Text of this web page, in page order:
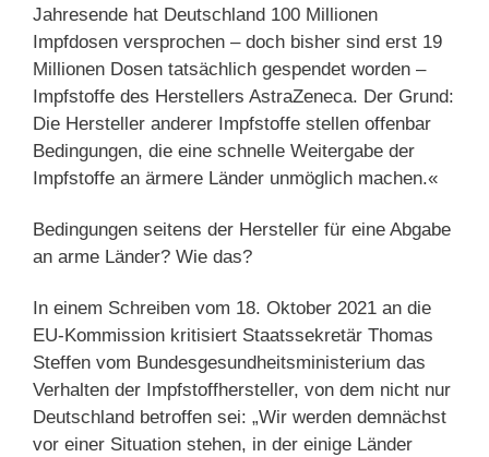
Jahresende hat Deutschland 100 Millionen
Impfdosen versprochen – doch bisher sind erst 19
Millionen Dosen tatsächlich gespendet worden –
Impfstoffe des Herstellers AstraZeneca. Der Grund:
Die Hersteller anderer Impfstoffe stellen offenbar
Bedingungen, die eine schnelle Weitergabe der
Impfstoffe an ärmere Länder unmöglich machen.«
Bedingungen seitens der Hersteller für eine Abgabe
an arme Länder? Wie das?
In einem Schreiben vom 18. Oktober 2021 an die
EU-Kommission kritisiert Staatssekretär Thomas
Steffen vom Bundesgesundheitsministerium das
Verhalten der Impfstoffhersteller, von dem nicht nur
Deutschland betroffen sei: „Wir werden demnächst
vor einer Situation stehen, in der einige Länder